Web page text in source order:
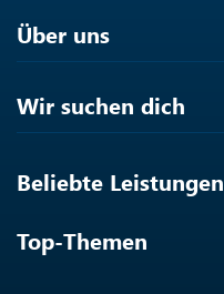
Über uns
Wir suchen dich
Beliebte Leistungen
Top-Themen